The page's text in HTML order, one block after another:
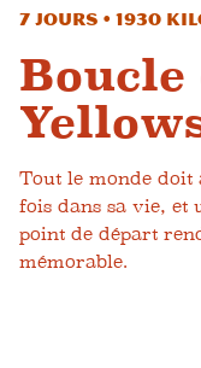
7 jours • 1930
Boucle
Tout le monde doit
fois dans sa vie, et
point de départ
mémorable.